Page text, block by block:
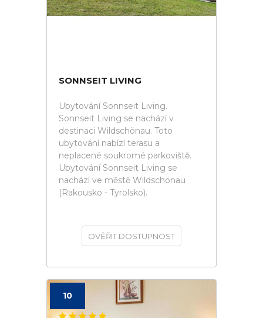
SONNSEIT LIVING
Ubytování Sonnseit Living.
Sonnseit Living se nachází v
destinaci Wildschönau. Toto
ubytování nabízí terasu a
neplacené soukromé parkoviště.
Ubytování Sonnseit Living se
nachází ve městě Wildschönau
(Rakousko - Tyrolsko).
OVĚŘIT DOSTUPNOST
10